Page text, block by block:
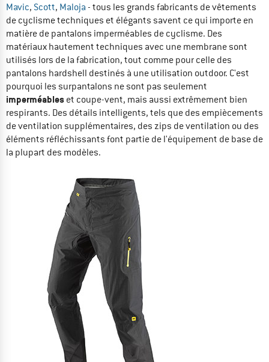
Mavic, Scott, Maloja - tous les grands fabricants de vêtements
de cyclisme techniques et élégants savent ce qui importe en
matière de pantalons imperméables de cyclisme. Des
matériaux hautement techniques avec une membrane sont
utilisés lors de la fabrication, tout comme pour celle des
pantalons hardshell destinés à une utilisation outdoor. C'est
pourquoi les surpantalons ne sont pas seulement
imperméables et coupe-vent, mais aussi extrêmement bien
respirants. Des détails intelligents, tels que des empiècements
de ventilation supplémentaires, des zips de ventilation ou des
éléments réfléchissants font partie de l'équipement de base de
la plupart des modèles.